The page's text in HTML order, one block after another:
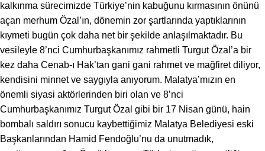
kalkınma sürecimizde Türkiye’nin kabuğunu kırmasının önünü
açan merhum Özal’ın, dönemin zor şartlarında yaptıklarının
kıymeti bugün çok daha net bir şekilde anlaşılmaktadır. Bu
vesileyle 8’nci Cumhurbaşkanımız rahmetli Turgut Özal’a bir
kez daha Cenab-ı Hak’tan gani gani rahmet ve mağfiret diliyor,
kendisini minnet ve saygıyla anıyorum. Malatya’mızın en
önemli siyasi aktörlerinden biri olan ve 8’nci
Cumhurbaşkanımız Turgut Özal gibi bir 17 Nisan günü, hain
bombalı saldırı sonucu kaybettiğimiz Malatya Belediyesi eski
Başkanlarından Hamid Fendoğlu’nu da unutmadık,